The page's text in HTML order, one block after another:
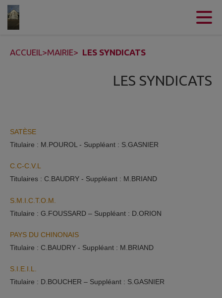
ACCUEIL>MAIRIE> LES SYNDICATS
LES SYNDICATS
SATÈSE
Titulaire : M.POUROL - Suppléant : S.GASNIER
C.C-C.V.L
Titulaires : C.BAUDRY - Suppléant : M.BRIAND
S.M.I.C.T.O.M.
Titulaire : G.FOUSSARD – Suppléant : D.ORION
PAYS DU CHINONAIS
Titulaire : C.BAUDRY - Suppléant : M.BRIAND
S.I.E.I.L.
Titulaire : D.BOUCHER – Suppléant : S.GASNIER